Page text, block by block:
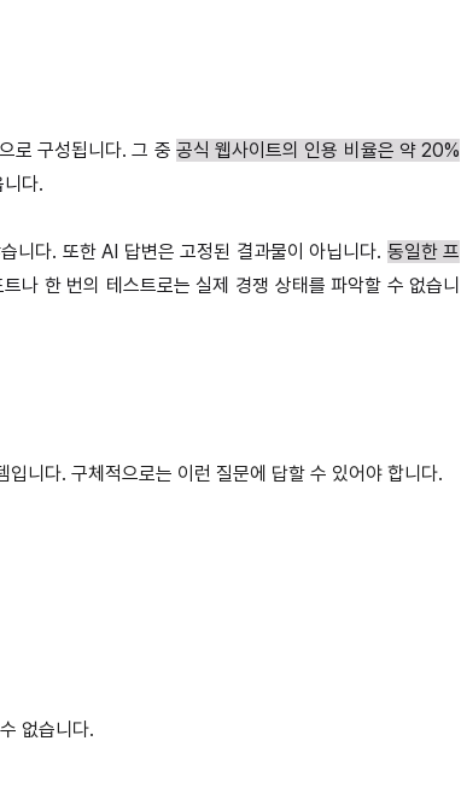
로 구성됩니다. 그 중 공식 웹사이트의 인용 비율은 약 20%
다.
니다. 또한 AI 답변은 고정된 결과물이 아닙니다. 동일한 프
트나 한 번의 테스트로는 실제 경쟁 상태를 파악할 수 없습니
니다. 구체적으로는 이런 질문에 답할 수 있어야 합니다.
없습니다.